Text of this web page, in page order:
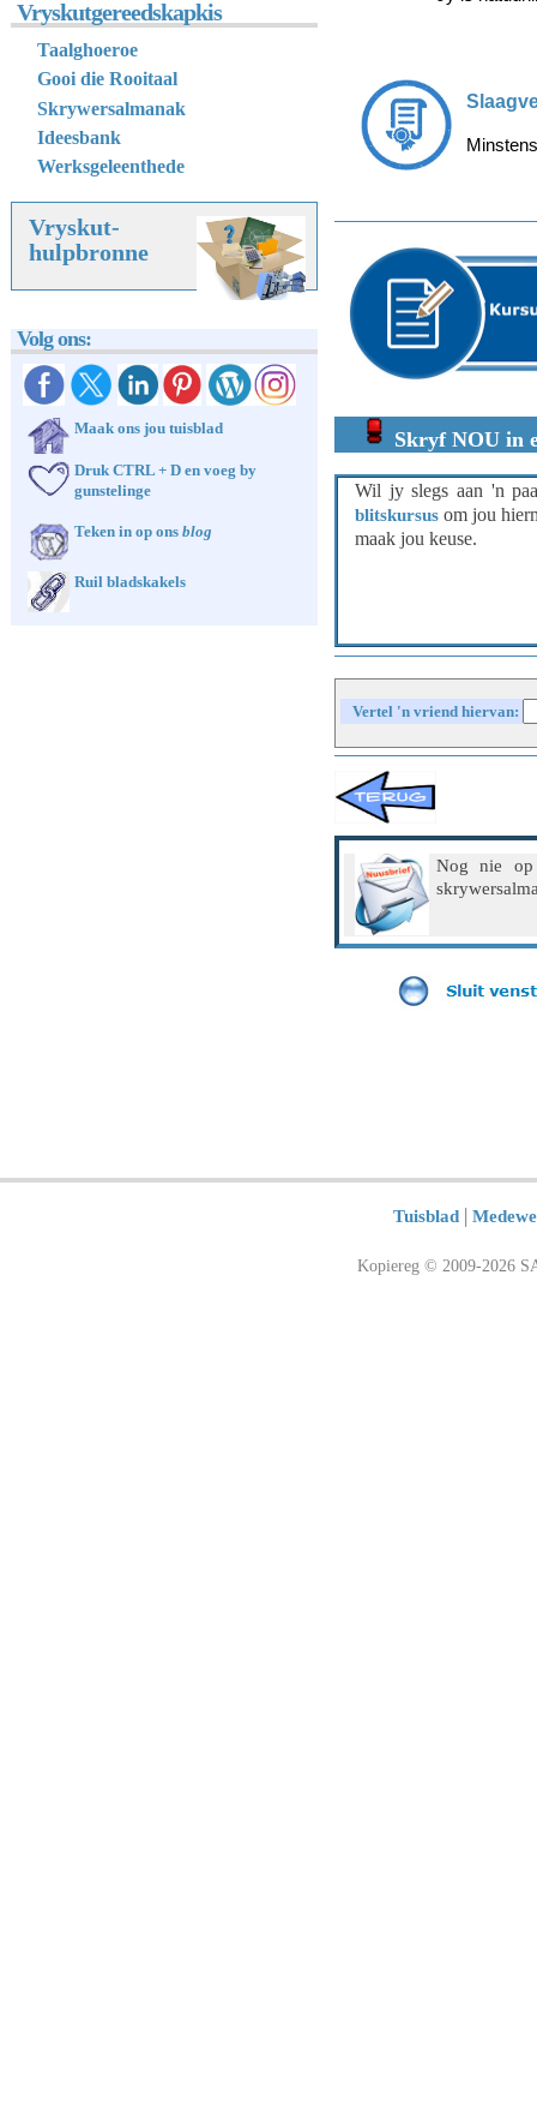
Skryf NOU in
Wil jy slegs aan 'n
blitskursus om jou
maak jou keuse.
Vertel 'n vriend hiervan:
Nog nie
Vryskutgereedskapkis
Taalghoeroe
Gooi die Rooitaal
Skrywersalmanak
Ideesbank
Werksgeleenthede
Vryskut-
hulpbronne
Volg ons:
Maak ons jou tuisblad
Druk CTRL + D en voeg by
gunstelinge
Teken in op ons blog
Ruil bladskakels
Tuisblad |
Kopiereg © 2009-2026